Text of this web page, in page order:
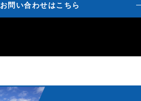
お問い合わせはこちら